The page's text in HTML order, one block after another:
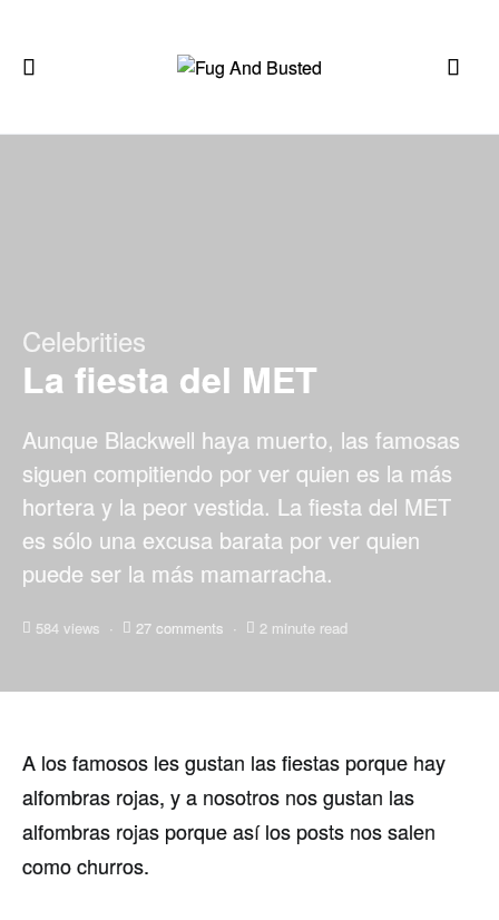
Celebrities
La fiesta del MET
Aunque Blackwell haya muerto, las famosas
siguen compitiendo por ver quien es la más
hortera y la peor vestida. La fiesta del MET
es sólo una excusa barata por ver quien
puede ser la más mamarracha.
584 views 27 comments 2 minute read
A los famosos les gustan las fiestas porque hay
alfombras rojas, y a nosotros nos gustan las
alfombras rojas porque así­ los posts nos salen
como churros.